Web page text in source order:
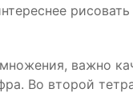
важно
Во второй